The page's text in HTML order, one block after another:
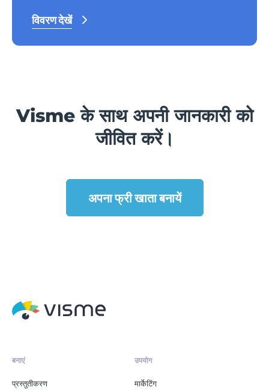
विवरण देखें
Visme के साथ अपनी जानकारी को
जीवित करें।
अपना फ्री खाता बनायें
बनाएं
प्रस्तुतीकरण
उपयोग
मार्केटिंग